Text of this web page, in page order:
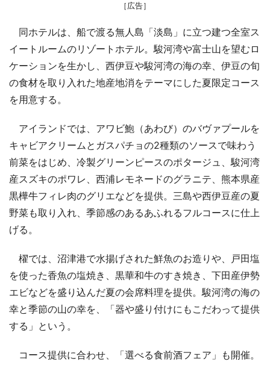
［広告］
同ホテルは、船で渡る無人島「淡島」に立つ建つ全室ス
イートルームのリゾートホテル。駿河湾や富士山を望むロ
ケーションを生かし、西伊豆や駿河湾の海の幸、伊豆の旬
の食材を取り入れた地産地消をテーマにした夏限定コース
を用意する。
アイランドでは、アワビ鮑（あわび）のバヴァプールを
キャビアクリームとガスパチョの2種類のソースで味わう
前菜をはじめ、冷製グリーンピースのポタージュ、駿河湾
産スズキのポワレ、西浦レモネードのグラニテ、熊本県産
黒樺牛フィレ肉のグリエなどを提供。三島や西伊豆産の夏
野菜も取り入れ、季節感のあるあふれるフルコースに仕上
げる。
櫂では、沼津港で水揚げされた鮮魚のお造りや、戸田塩
を使った香魚の塩焼き、黒華和牛のすき焼き、下田産伊勢
エビなどを盛り込んだ夏の会席料理を提供。駿河湾の海の
幸と季節の山の幸を、「器や盛り付けにもこだわって提供
する」という。
コース提供に合わせ、「選べる食前酒フェア」も開催。